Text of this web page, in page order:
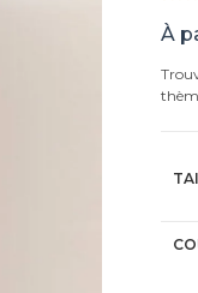
sur 5
client
À